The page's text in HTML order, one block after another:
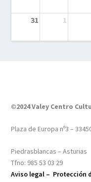
31 1
©2024 Valey Centro
Plaza de Europa nº3 –
Piedrasblancas – Asturias
Tfno: 985 53 03 29
Aviso legal – Protección